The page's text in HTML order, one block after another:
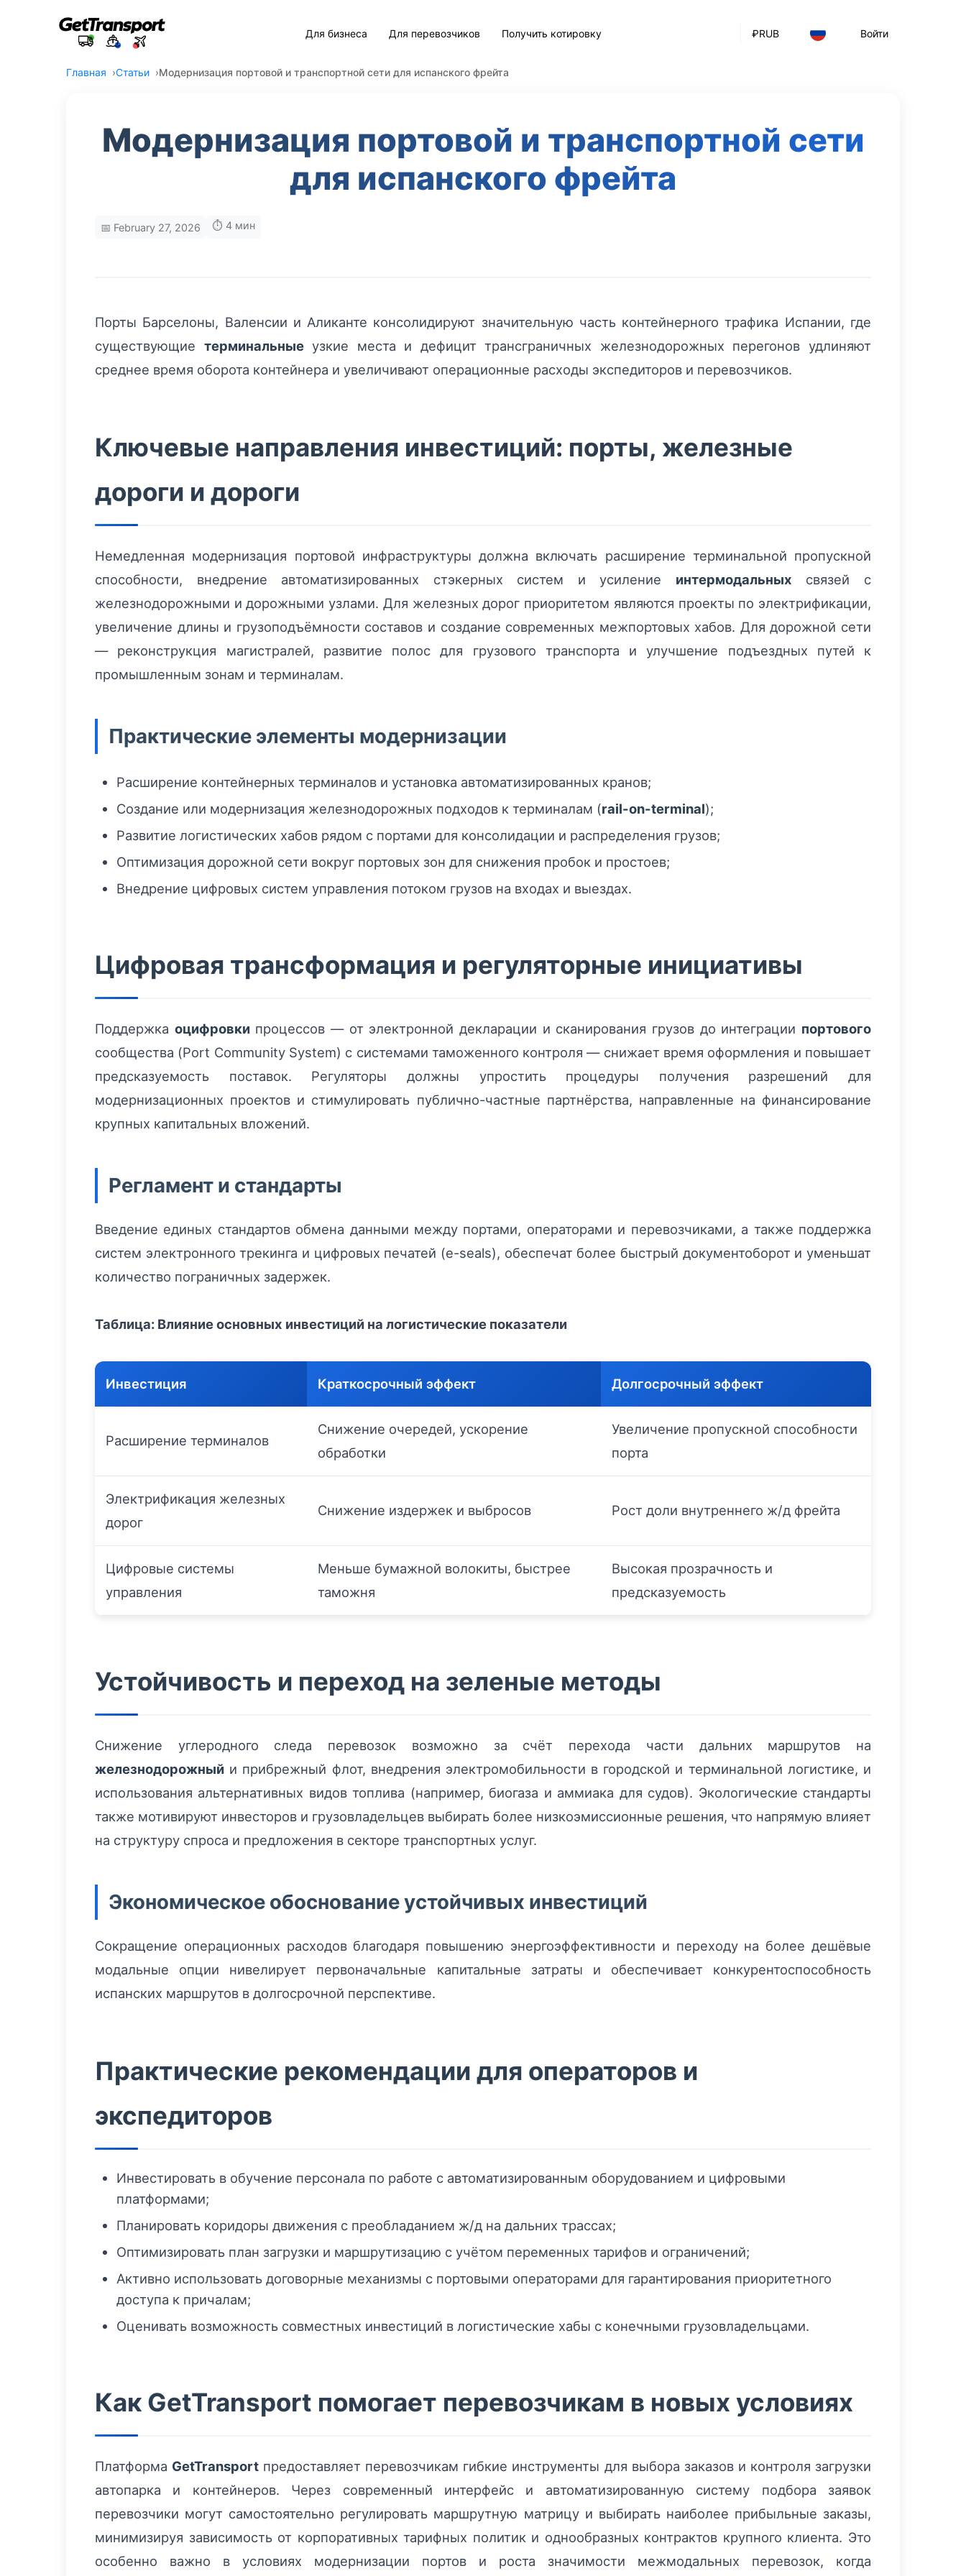
₽RUB Войти
Для бизнеса Для перевозчиков Получить котировку
Главная Статьи Модернизация портовой и транспортной сети для испанского фрейта
Модернизация портовой и транспортной сети
для испанского фрейта
📅 February 27, 2026 ⏱️ 4 мин
Порты Барселоны, Валенсии и Аликанте консолидируют значительную часть контейнерного трафика Испании, где
существующие терминальныеузкие места и дефицит трансграничных железнодорожных перегонов удлиняют
среднее время оборота контейнера и увеличивают операционные расходы экспедиторов и перевозчиков.
Ключевые направления инвестиций: порты, железные
дороги и дороги
Немедленная модернизация портовой инфраструктуры должна включать расширение терминальной пропускной
способности, внедрение автоматизированных стэкерных систем и усиление интермодальных связей с
железнодорожными и дорожными узлами. Для железных дорог приоритетом являются проекты по электрификации,
увеличение длины и грузоподъёмности составов и создание современных межпортовых хабов. Для дорожной сети
— реконструкция магистралей, развитие полос для грузового транспорта и улучшение подъездных путей к
промышленным зонам и терминалам.
Практические элементы модернизации
Расширение контейнерных терминалов и установка автоматизированных кранов;
Создание или модернизация железнодорожных подходов к терминалам (rail-on-terminal);
Развитие логистических хабов рядом с портами для консолидации и распределения грузов;
Оптимизация дорожной сети вокруг портовых зон для снижения пробок и простоев;
Внедрение цифровых систем управления потоком грузов на входах и выездах.
Цифровая трансформация и регуляторные инициативы
Поддержка оцифровки процессов — от электронной декларации и сканирования грузов до интеграции портового
сообщества (Port Community System) с системами таможенного контроля — снижает время оформления и повышает
предсказуемость поставок. Регуляторы должны упростить процедуры получения разрешений для
модернизационных проектов и стимулировать публично-частные партнёрства, направленные на финансирование
крупных капитальных вложений.
Регламент и стандарты
Введение единых стандартов обмена данными между портами, операторами и перевозчиками, а также поддержка
систем электронного трекинга и цифровых печатей (e-seals), обеспечат более быстрый документоборот и уменьшат
количество пограничных задержек.
Таблица: Влияние основных инвестиций на логистические показатели
Инвестиция Краткосрочный эффект Долгосрочный эффект
Расширение терминалов
Снижение очередей, ускорение
обработки
Увеличение пропускной способности
порта
Электрификация железных
дорог
Снижение издержек и выбросов Рост доли внутреннего ж/д фрейта
Цифровые системы
управления
Меньше бумажной волокиты, быстрее
таможня
Высокая прозрачность и
предсказуемость
Устойчивость и переход на зеленые методы
Снижение углеродного следа перевозок возможно за счёт перехода части дальних маршрутов на
железнодорожный и прибрежный флот, внедрения электромобильности в городской и терминальной логистике, и
использования альтернативных видов топлива (например, биогаза и аммиака для судов). Экологические стандарты
также мотивируют инвесторов и грузовладельцев выбирать более низкоэмиссионные решения, что напрямую влияет
на структуру спроса и предложения в секторе транспортных услуг.
Экономическое обоснование устойчивых инвестиций
Сокращение операционных расходов благодаря повышению энергоэффективности и переходу на более дешёвые
модальные опции нивелирует первоначальные капитальные затраты и обеспечивает конкурентоспособность
испанских маршрутов в долгосрочной перспективе.
Практические рекомендации для операторов и
экспедиторов
Инвестировать в обучение персонала по работе с автоматизированным оборудованием и цифровыми
платформами;
Планировать коридоры движения с преобладанием ж/д на дальних трассах;
Оптимизировать план загрузки и маршрутизацию с учётом переменных тарифов и ограничений;
Активно использовать договорные механизмы с портовыми операторами для гарантирования приоритетного
доступа к причалам;
Оценивать возможность совместных инвестиций в логистические хабы с конечными грузовладельцами.
Как GetTransport помогает перевозчикам в новых условиях
Платформа GetTransport предоставляет перевозчикам гибкие инструменты для выбора заказов и контроля загрузки
автопарка и контейнеров. Через современный интерфейс и автоматизированную систему подбора заявок
перевозчики могут самостоятельно регулировать маршрутную матрицу и выбирать наиболее прибыльные заказы,
минимизируя зависимость от корпоративных тарифных политик и однообразных контрактов крупного клиента. Это
особенно важно в условиях модернизации портов и роста значимости межмодальных перевозок, когда